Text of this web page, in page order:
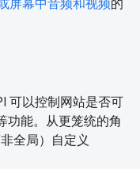
屏幕中音频和视频的
可以控制网站是否可
功能。从更笼统的角
全局）自定义